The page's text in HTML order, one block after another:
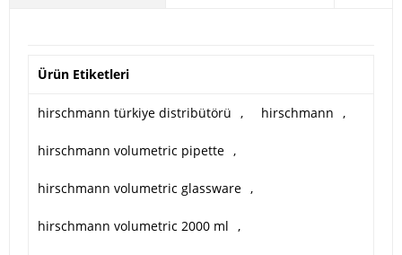
Ürün Etiketleri
hirschmann türkiye distribütörü , hirschmann ,
hirschmann volumetric pipette ,
hirschmann volumetric glassware ,
hirschmann volumetric 2000 ml ,